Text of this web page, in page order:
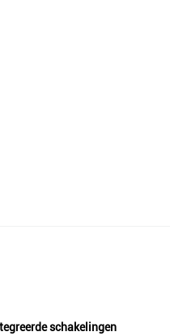
schakelingen